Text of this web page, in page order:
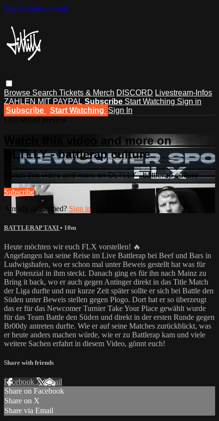
Skip to main content
Browse Search Tickets & Merch DISCORD Livestream-Infos
ZAHLEN MIT PAYPAL Subscribe Start Watching Sign in
Subscribe
Start Watching Sign In
Watch this video and more on
DLTLLY - battlerap culture
Watch this video and more on DLTLLY - battlerap culture
Subscribe
Already subscribed? Sign in
BATTLERAP TAXI • 10m
Heute möchten wir euch FLX vorstellen! 🔥
Angefangen hat seine Reise im Live Battlerap bei Beef und Bars in
Ludwigshafen, wo er schon mal unter Beweis gestellt hat was für
ein Potenzial in ihm steckt. Danach ging es für ihn nach Mainz zu
Bring it back, wo er auch gegen Antinger direkt in das Title Match
der Liga durfte und nur kurze Zeit später sollte er sich bei Battle den
Süden unter Beweis stellen gegen Plogo. Dort hat er so überzeugt
das er für das Newcomer Turnier Take Your Place gewählt wurde
für das Team Battle den Süden und direkt in der ersten Runde gegen
Br00dy antreten durfte. Wie er auf seine Matches zurückblickt, was
er heute anders machen würde, wie er zu Battlerap kam und viele
weitere Sachen erfahrt in diesem Video, gönnt euch!
Share with friends
Facebook XEmail
Share on Facebook
Share on X
Share via Email